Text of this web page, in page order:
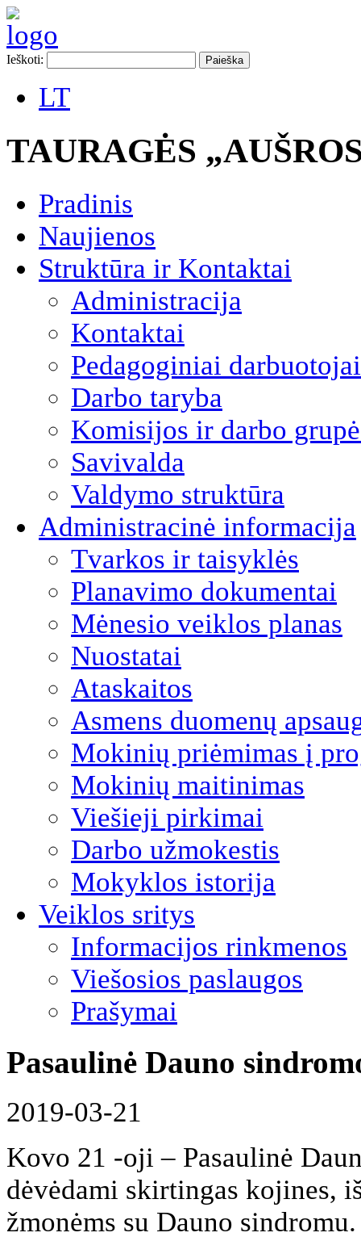
Ieškoti:
LT
TAURAGĖS
Pradinis
Naujienos
Struktūra ir Kontaktai
Administracija
Kontaktai
Pedagoginiai darbuotojai
Darbo taryba
Komisijos ir darbo
Savivalda
Valdymo struktūra
Administracinė informacija
Tvarkos ir taisyklės
Planavimo dokumentai
Mėnesio veiklos planas
Nuostatai
Ataskaitos
Asmens duomenų
Mokinių priėmimas į
Mokinių maitinimas
Viešieji pirkimai
Darbo užmokestis
Mokyklos istorija
Veiklos sritys
Informacijos rinkmenos
Viešosios paslaugos
Prašymai
Pasaulinė Dauno
2019-03-21
Kovo 21 -oji – Pasaulinė
dėvėdami skirtingas kojines,
žmonėms su Dauno